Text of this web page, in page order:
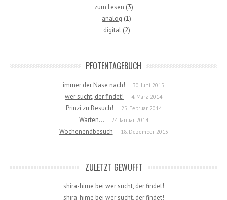
zum Lesen (3)
analog (1)
digital(2)
PFOTENTAGEBUCH
immer der Nase nach! 30. Juni 2015
wer sucht, der findet! 4. März 2014
Prinzi zu Besuch! 25. Februar 2014
Warten… 24. Januar 2014
Wochenendbesuch 18. Dezember 2013
ZULETZT GEWUFFT
shira-hime bei wer sucht, der findet!
shira-hime bei wer sucht, der findet!